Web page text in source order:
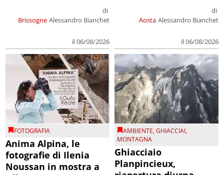
Brissogne
di
Alessandro Bianchet
il 06/08/2026
Aosta
di
Alessandro Bianchet
il 06/08/2026
FOTOGRAFIA
Anima Alpina, le
fotografie di Ilenia
Noussan in mostra a
AMBIENTE,GHIACCIAI,
MONTAGNA
Ghiacciaio
Planpincieux,